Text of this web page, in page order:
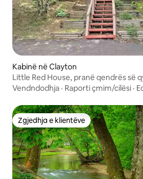
Kabinë në Clayton
Little Red House, pranë qendrës së
fusha e golfit
Vendndodhja · Raporti çmim/cilësi ·
Zgjedhja e klientëve
Zgjedhja e klientëve